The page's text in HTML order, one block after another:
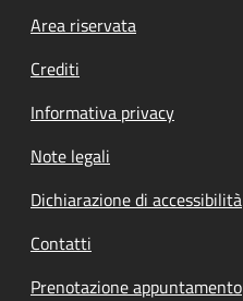
Footer menu
Area riservata
Crediti
Informativa privacy
Note legali
Dichiarazione di accessibilità
Contatti
Prenotazione appuntamento